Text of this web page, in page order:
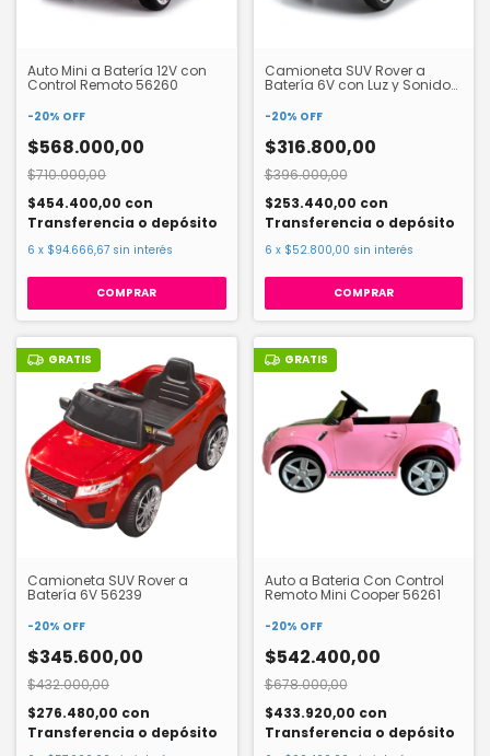
Auto Mini a Batería 12V con
Control Remoto 56260
-20% OFF
$568.000,00
$710.000,00
$454.400,00 con
Transferencia o depósito
6 x $94.666,67 sin interés
Camioneta SUV Rover a
Batería 6V con Luz y Sonido
-20% OFF
$316.800,00
$396.000,00
$253.440,00 con
Transferencia o depósito
6 x $52.800,00 sin interés
GRATIS
Camioneta SUV Rover a
Batería 6V 56239
-20% OFF
$345.600,00
$432.000,00
$276.480,00 con
Transferencia o depósito
GRATIS
Auto a Bateria Con Control
Remoto Mini Cooper 56261
-20% OFF
$542.400,00
$678.000,00
$433.920,00 con
Transferencia o depósito